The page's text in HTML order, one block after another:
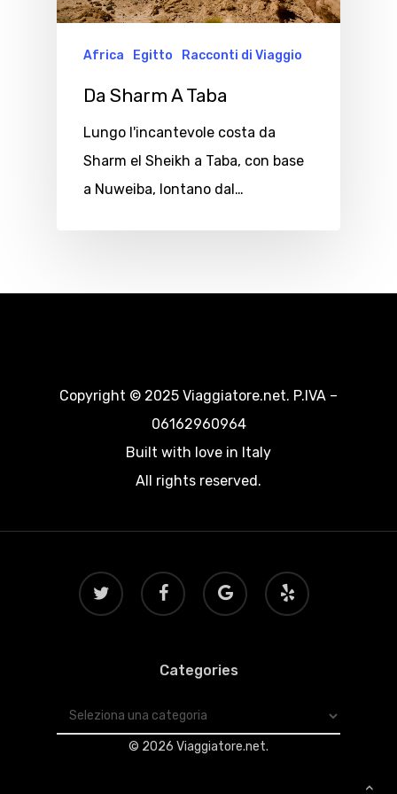
Africa Egitto Racconti di Viaggio
Da Sharm A Taba
Lungo l'incantevole costa da
Sharm el Sheikh a Taba, con base
a Nuweiba, lontano dal…
Copyright © 2025 Viaggiatore.net. P.IVA –
06162960964
Built with love in Italy
All rights reserved.
twitter facebook
google-
plus
yelp
Categories
Categories
© 2026 Viaggiatore.net.